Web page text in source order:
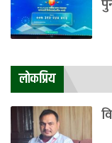
लाेकप्रिय